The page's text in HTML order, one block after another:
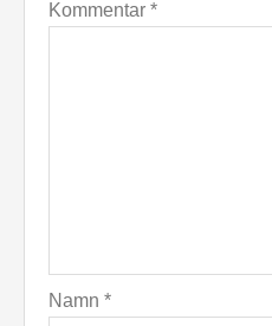
Kommentar *
Namn *